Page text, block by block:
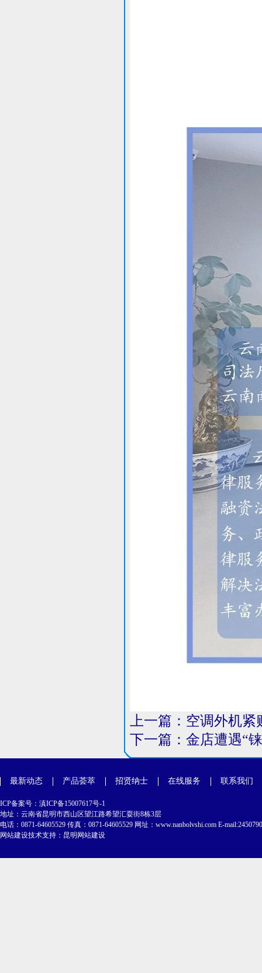
上一篇： 空调外机紧
下一篇： 金店遭遇“
最新动态 产品荟萃 招贤纳士 在线服务 联系我们
ICP备案号： 滇ICP备15007617号-1
地址：云南省昆明市西山区望江路希望汇耍街8栋3层
电话：0871-64605529 传真：0871-64605529 网址：www.nanbolvshi.com E-
网站建设技术支持： 昆明网站建设